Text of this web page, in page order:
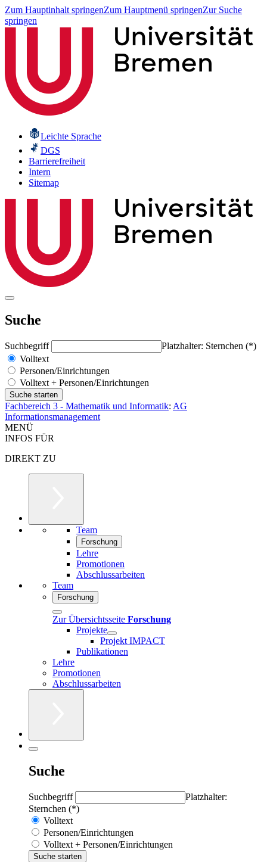
Zum Hauptinhalt springenZum Hauptmenü springenZur Suche
springen
Leichte Sprache
DGS
Barrierefreiheit
Intern
Sitemap
Suche
Suchbegriff
Platzhalter: Sternchen (*)
Volltext
Personen/Einrichtungen
Volltext + Personen/Einrichtungen
Fachbereich 3 - Mathematik und Informatik: AG
Informationsmanagement
MENÜ
INFOS FÜR
DIREKT ZU
Team
Forschung
Lehre
Promotionen
Abschlussarbeiten
Team
Forschung
Zur Übersichtsseite Forschung
Projekte
Projekt IMPACT
Publikationen
Lehre
Promotionen
Abschlussarbeiten
Suche
Suchbegriff
Platzhalter:
Sternchen (*)
Volltext
Personen/Einrichtungen
Volltext + Personen/Einrichtungen